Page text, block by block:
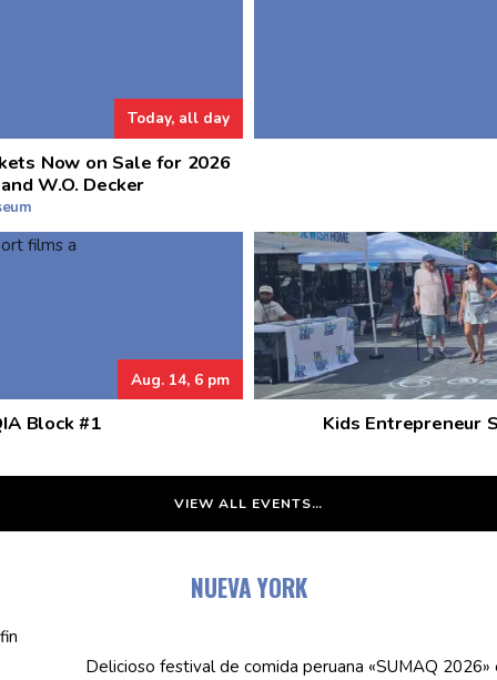
Today, all day
Now on Sale for 2026
W.O. Decker
Aug. 14, 6 pm
Block #1 Kids Entrepreneur
VIEW ALL EVENTS…
NUEVA YORK
Delicioso festival de comida peruana «SUMAQ